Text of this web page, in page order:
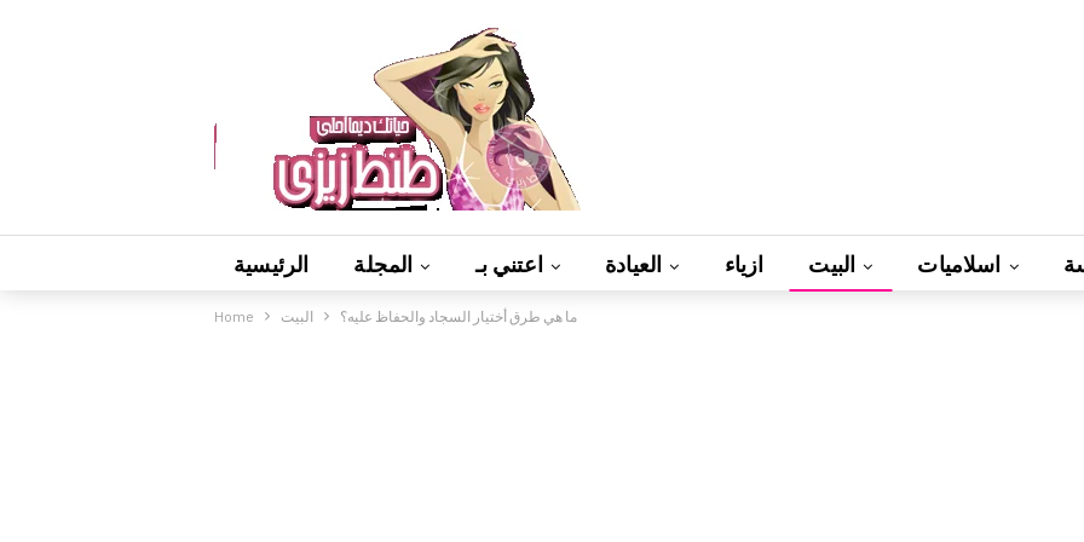
الرئيسية المجلة اعتني بـ العيادة ازياء البيت اسلاميات
ألعاب فيديوهات Home البيت ما هي طرق أختيار السجاد والحفاظ عليه؟